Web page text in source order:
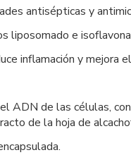
antisépticas y
liposomado e
inflamación y mejora
ADN de las células,
de la hoja de